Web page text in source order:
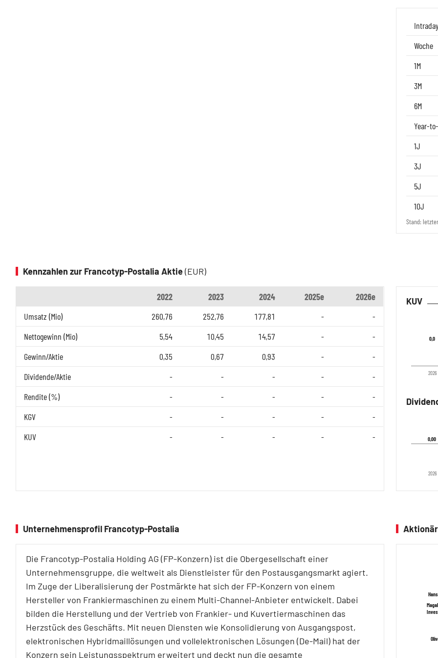
Woche
1M
3M
6M
Year-
1J
3J
5J
10J
Stand:
Kennzahlen zur Francotyp-Postalia Aktie(EUR)
2022 2023 2024 2025e
2026e
Umsatz (Mio)
260,76 252,76 177,81 -
-
Nettogewinn (Mio)
5,54 10,45 14,57 -
-
Gewinn/Aktie
0,35 0,67 0,93 -
-
Dividende/Aktie
- - - -
-
Rendite (%)
- - - -
-
KGV
- - - -
-
KUV
- - - - -
KUV
0,0
0,0
2026
0,00
0,00
2026
Unternehmensprofil Francotyp-Postalia
Die Francotyp-Postalia Holding AG (FP-Konzern) ist die Obergesellschaft einer
Unternehmensgruppe, die weltweit als Dienstleister für den Postausgangsmarkt agiert.
Im Zuge der Liberalisierung der Postmärkte hat sich der FP-Konzern von einem
Hersteller von Frankiermaschinen zu einem Multi-Channel-Anbieter entwickelt. Dabei
bilden die Herstellung und der Vertrieb von Frankier- und Kuvertiermaschinen das
Herzstück des Geschäfts. Mit neuen Diensten wie Konsolidierung von Ausgangspost,
elektronischen Hybridmaillösungen und vollelektronischen Lösungen (De-Mail) hat der
Konzern sein Leistungsspektrum erweitert und deckt nun die gesamte